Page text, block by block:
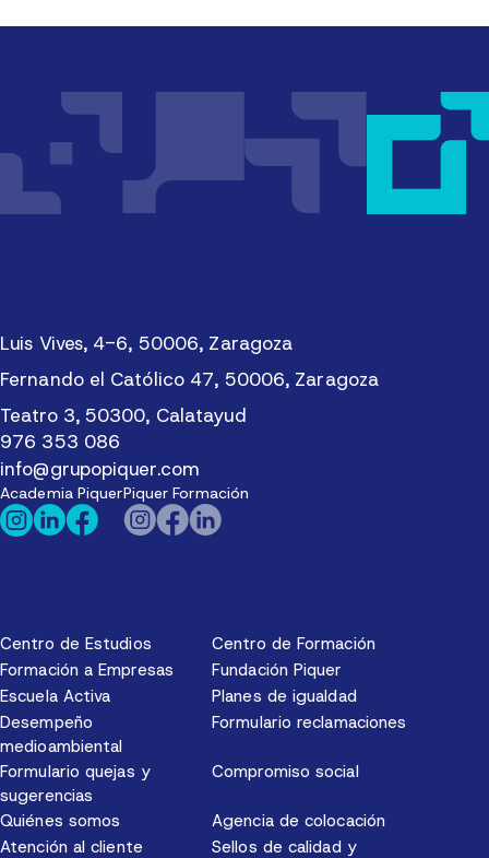
Luis Vives, 4-6, 50006, Zaragoza
Fernando el Católico 47, 50006, Zaragoza
Teatro 3, 50300, Calatayud
976 353 086
info@grupopiquer.com
Academia PiquerPiquer Formación
Centro de Estudios
Centro de Formación
Formación a Empresas
Fundación Piquer
Escuela Activa
Planes de igualdad
Desempeño
medioambiental
Formulario reclamaciones
Formulario quejas y
sugerencias
Compromiso social
Quiénes somos
Agencia de colocación
Atención al cliente
Sellos de calidad y